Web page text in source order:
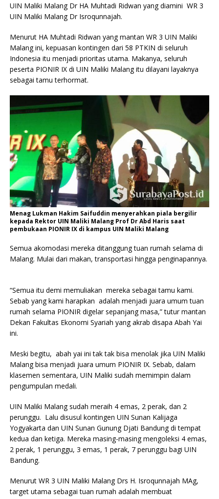
UIN Maliki Malang Dr HA Muhtadi Ridwan yang diamini WR 3
UIN Maliki Malang Dr Isroqunnajah.
Menurut HA Muhtadi Ridwan yang mantan WR 3 UIN Maliki
Malang ini, kepuasan kontingen dari 58 PTKIN di seluruh
Indonesia itu menjadi prioritas utama. Makanya, seluruh
peserta PIONIR IX di UIN Maliki Malang itu dilayani layaknya
sebagai tamu terhormat.
Menag Lukman Hakim Saifuddin menyerahkan piala bergilir
kepada Rektor UIN Maliki Malang Prof Dr Abd Haris saat
pembukaan PIONIR IX di kampus UIN Maliki Malang
Semua akomodasi mereka ditanggung tuan rumah selama di
Malang. Mulai dari makan, transportasi hingga penginapannya.
“Semua itu demi memuliakan mereka sebagai tamu kami.
Sebab yang kami harapkan adalah menjadi juara umum tuan
rumah selama PIONIR digelar sepanjang masa,” tutur mantan
Dekan Fakultas Ekonomi Syariah yang akrab disapa Abah Yai
ini.
Meski begitu, abah yai ini tak tak bisa menolak jika UIN Maliki
Malang bisa menjadi juara umum PIONIR IX. Sebab, dalam
klasemen sementara, UIN Maliki sudah memimpin dalam
pengumpulan medali.
UIN Maliki Malang sudah meraih 4 emas, 2 perak, dan 2
perunggu. Lalu disusul kontingen UIN Sunan Kalijaga
Yogyakarta dan UIN Sunan Gunung Djati Bandung di tempat
kedua dan ketiga. Mereka masing-masing mengoleksi 4 emas,
2 perak, 1 perunggu, 3 emas, 1 perak, 7 perunggu bagi UIN
Bandung.
Menurut WR 3 UIN Maliki Malang Drs H. Isroqunnajah MAg,
target utama sebagai tuan rumah adalah membuat